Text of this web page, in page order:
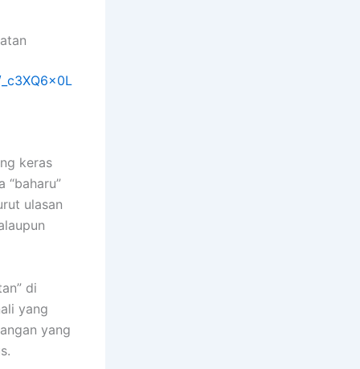
keras
“baharu”
ulasan
di
yang
yang